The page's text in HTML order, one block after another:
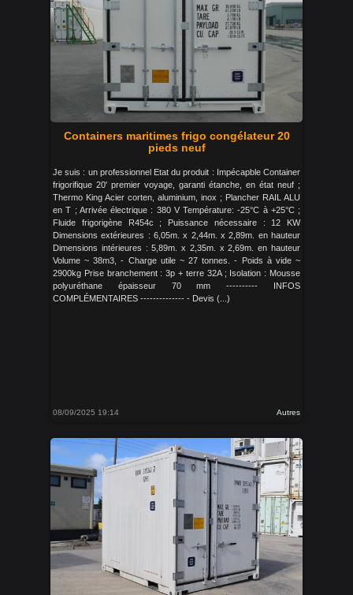
Containers maritimes frigo congélateur 20
pieds neuf
Je suis : un professionnel Etat du produit : Impécapble Container
frigorifique 20' premier voyage, garanti étanche, en état neuf ;
Thermo King Acier corten, aluminium, inox ; Plancher RAIL ALU
en T ; Arrivée électrique : 380 V Température: -25°C à +25°C ;
Fluide frigorigène R454c ; Puissance nécessaire : 12 KW
Dimensions extérieures : 6,05m. x 2,44m. x 2,89m. en hauteur
Dimensions intérieures : 5,89m. x 2,35m. x 2,69m. en hauteur
Volume ~ 38m3, - Charge utile ~ 27 tonnes. - Poids à vide ~
2900kg Prise branchement : 3p + terre 32A ; Isolation : Mousse
polyuréthane épaisseur 70 mm ---------- INFOS
COMPLÉMENTAIRES -------------- - Devis (...)
08/09/2025 19:14 Autres